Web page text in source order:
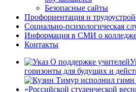
Безопасные сайты
Профориентация и
Социально-психологическая
Информация в СМИ о
Контакты
горизонты для будущих и